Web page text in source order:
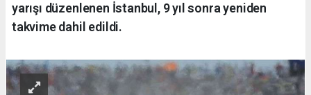
yarışı düzenlenen İstanbul, 9 yıl sonra yeniden
takvime dahil edildi.